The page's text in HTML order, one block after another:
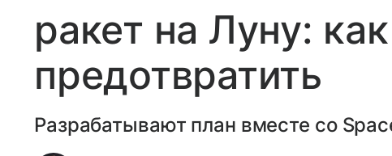
ракет на Луну:
предотвратить
Разрабатывают план вместе со